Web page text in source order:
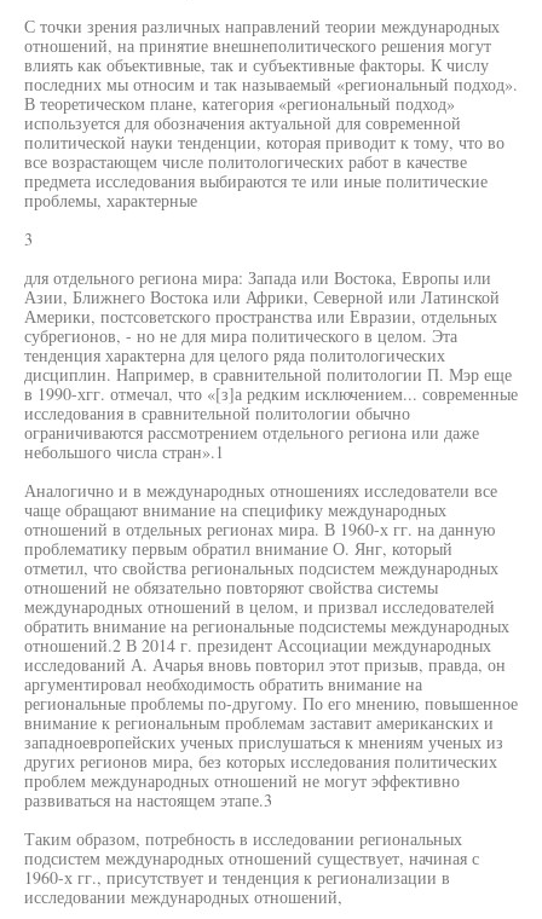
С точки зрения различных направлений теории международных
отношений, на принятие внешнеполитического решения могут
влиять как объективные, так и субъективные факторы. К числу
последних мы относим и так называемый «региональный подход».
В теоретическом плане, категория «региональный подход»
используется для обозначения актуальной для современной
политической науки тенденции, которая приводит к тому, что во
все возрастающем числе политологических работ в качестве
предмета исследования выбираются те или иные политические
проблемы, характерные
3
для отдельного региона мира: Запада или Востока, Европы или
Азии, Ближнего Востока или Африки, Северной или Латинской
Америки, постсоветского пространства или Евразии, отдельных
субрегионов, - но не для мира политического в целом. Эта
тенденция характерна для целого ряда политологических
дисциплин. Например, в сравнительной политологии П. Мэр еще
в 1990-хгг. отмечал, что «[з]а редким исключением... современные
исследования в сравнительной политологии обычно
ограничиваются рассмотрением отдельного региона или даже
небольшого числа стран».1
Аналогично и в международных отношениях исследователи все
чаще обращают внимание на специфику международных
отношений в отдельных регионах мира. В 1960-х гг. на данную
проблематику первым обратил внимание О. Янг, который
отметил, что свойства региональных подсистем международных
отношений не обязательно повторяют свойства системы
международных отношений в целом, и призвал исследователей
обратить внимание на региональные подсистемы международных
отношений.2 В 2014 г. президент Ассоциации международных
исследований А. Ачарья вновь повторил этот призыв, правда, он
аргументировал необходимость обратить внимание на
региональные проблемы по-другому. По его мнению, повышенное
внимание к региональным проблемам заставит американских и
западноевропейских ученых прислушаться к мнениям ученых из
других регионов мира, без которых исследования политических
проблем международных отношений не могут эффективно
развиваться на настоящем этапе.3
Таким образом, потребность в исследовании региональных
подсистем международных отношений существует, начиная с
1960-х гг., присутствует и тенденция к регионализации в
исследовании международных отношений,